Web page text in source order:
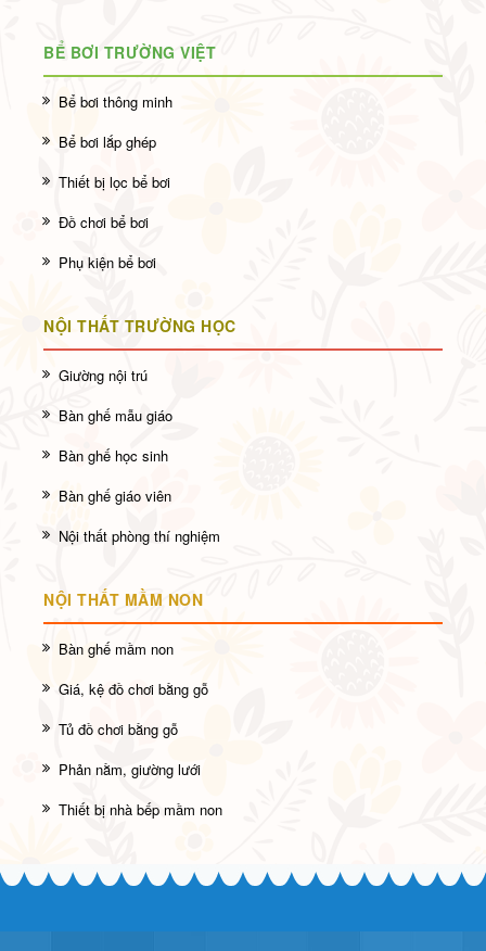
BỂ BƠI TRƯỜNG VIỆT
Bể bơi thông minh
Bể bơi lắp ghép
Thiết bị lọc bể bơi
Đồ chơi bể bơi
Phụ kiện bể bơi
NỘI THẤT TRƯỜNG HỌC
Giường nội trú
Bàn ghế mẫu giáo
Bàn ghế học sinh
Bàn ghế giáo viên
Nội thất phòng thí nghiệm
NỘI THẤT MẦM NON
Bàn ghế mầm non
Giá, kệ đồ chơi bằng gỗ
Tủ đồ chơi bằng gỗ
Phản nằm, giường lưới
Thiết bị nhà bếp mầm non